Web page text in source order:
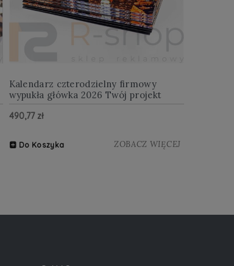
Kalendarz czterodzielny firmowy
wypukła główka 2026 Twój projekt
490,77 zł
Do Koszyka ZOBACZ WIĘCEJ